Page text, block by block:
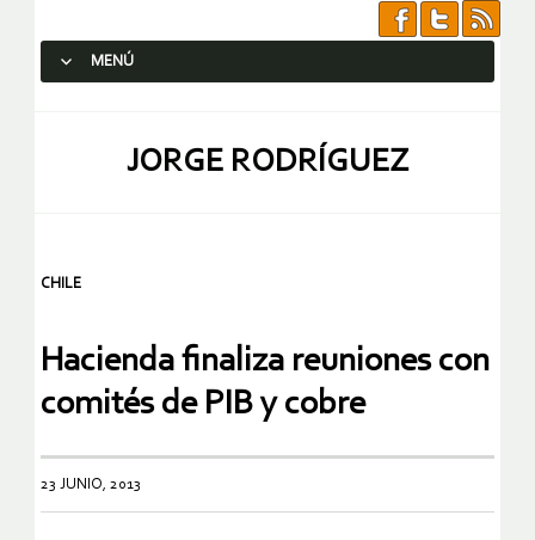
MENÚ
JORGE RODRÍGUEZ
CHILE
Hacienda finaliza reuniones con
comités de PIB y cobre
23 JUNIO, 2013